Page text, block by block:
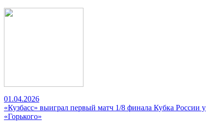
01.04.2026
«Кузбасс» выиграл первый матч 1/8 финала Кубка России у
«Горького»